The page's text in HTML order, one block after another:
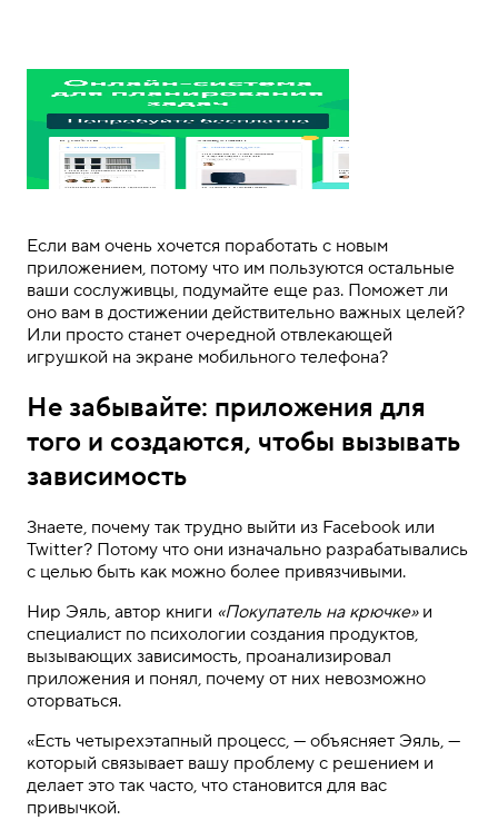
Если вам очень хочется поработать с новым
приложением, потому что им пользуются остальные
ваши сослуживцы, подумайте еще раз. Поможет ли
оно вам в достижении действительно важных целей?
Или просто станет очередной отвлекающей
игрушкой на экране мобильного телефона?
Не забывайте: приложения для
того и создаются, чтобы вызывать
зависимость
Знаете, почему так трудно выйти из Facebook или
Twitter? Потому что они изначально разрабатывались
с целью быть как можно более привязчивыми.
Нир Эяль, автор книги «Покупатель на крючке» и
специалист по психологии создания продуктов,
вызывающих зависимость, проанализировал
приложения и понял, почему от них невозможно
оторваться.
«Есть четырехэтапный процесс, — объясняет Эяль, —
который связывает вашу проблему с решением и
делает это так часто, что становится для вас
привычкой.